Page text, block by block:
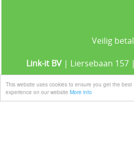
This website uses cookies to ensure you get the best
experience on our website More info
Veilig
Link-it BV | Liersebaan 157
+32 3 420 08
BTW: BE0648821122 | Fortis